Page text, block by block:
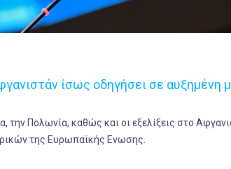
ίσως οδηγήσει σε αυξημένη
την Πολωνία, καθώς και οι εξελίξεις στο
της Ευρωπαϊκής Ενωσης.